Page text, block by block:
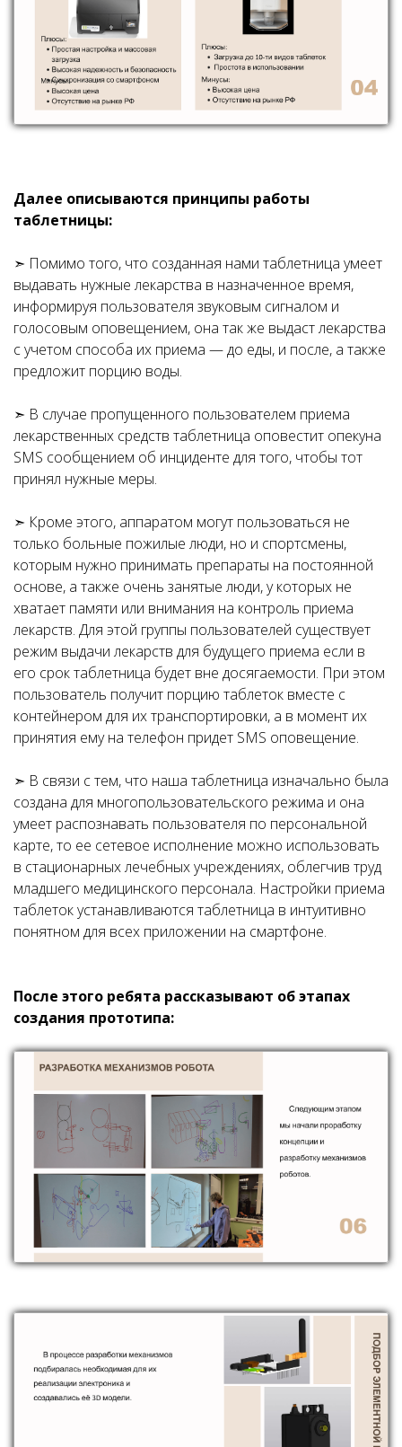
Далее описываются принципы работы
таблетницы:
➣ Помимо того, что созданная нами таблетница умеет
выдавать нужные лекарства в назначенное время,
информируя пользователя звуковым сигналом и
голосовым оповещением, она так же выдаст лекарства
с учетом способа их приема — до еды, и после, а также
предложит порцию воды.
➣ В случае пропущенного пользователем приема
лекарственных средств таблетница оповестит опекуна
SMS сообщением об инциденте для того, чтобы тот
принял нужные меры.
➣ Кроме этого, аппаратом могут пользоваться не
только больные пожилые люди, но и спортсмены,
которым нужно принимать препараты на постоянной
основе, а также очень занятые люди, у которых не
хватает памяти или внимания на контроль приема
лекарств. Для этой группы пользователей существует
режим выдачи лекарств для будущего приема если в
его срок таблетница будет вне досягаемости. При этом
пользователь получит порцию таблеток вместе с
контейнером для их транспортировки, а в момент их
принятия ему на телефон придет SMS оповещение.
➣ В связи с тем, что наша таблетница изначально была
создана для многопользовательского режима и она
умеет распознавать пользователя по персональной
карте, то ее сетевое исполнение можно использовать
в стационарных лечебных учреждениях, облегчив труд
младшего медицинского персонала. Настройки приема
таблеток устанавливаются таблетница в интуитивно
понятном для всех приложении на смартфоне.
После этого ребята рассказывают об этапах
создания прототипа: